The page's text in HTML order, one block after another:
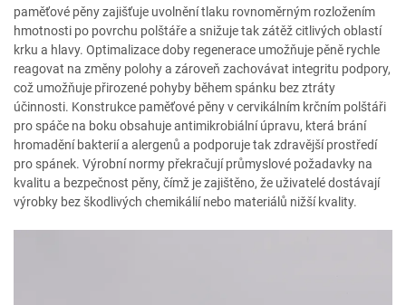
paměťové pěny zajišťuje uvolnění tlaku rovnoměrným rozložením
hmotnosti po povrchu polštáře a snižuje tak zátěž citlivých oblastí
krku a hlavy. Optimalizace doby regenerace umožňuje pěně rychle
reagovat na změny polohy a zároveň zachovávat integritu podpory,
což umožňuje přirozené pohyby během spánku bez ztráty
účinnosti. Konstrukce paměťové pěny v cervikálním krčním polštáři
pro spáče na boku obsahuje antimikrobiální úpravu, která brání
hromadění bakterií a alergenů a podporuje tak zdravější prostředí
pro spánek. Výrobní normy překračují průmyslové požadavky na
kvalitu a bezpečnost pěny, čímž je zajištěno, že uživatelé dostávají
výrobky bez škodlivých chemikálií nebo materiálů nižší kvality.